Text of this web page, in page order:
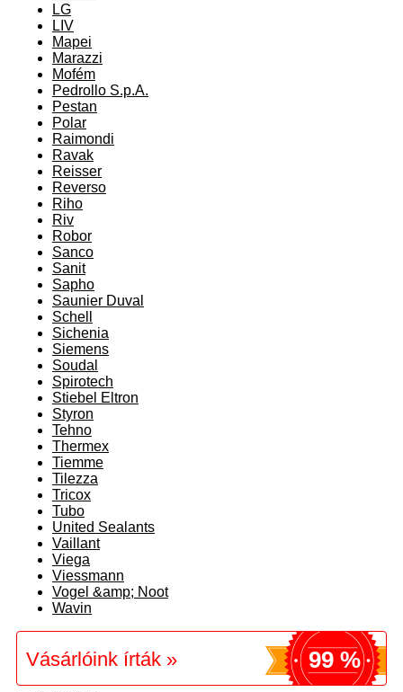
LG
LIV
Mapei
Marazzi
Mofém
Pedrollo S.p.A.
Pestan
Polar
Raimondi
Ravak
Reisser
Reverso
Riho
Riv
Robor
Sanco
Sanit
Sapho
Saunier Duval
Schell
Sichenia
Siemens
Soudal
Spirotech
Stiebel Eltron
Styron
Tehno
Thermex
Tiemme
Tilezza
Tricox
Tubo
United Sealants
Vaillant
Viega
Viessmann
Vogel &amp; Noot
Wavin
Vásárlóink írták » 99 %